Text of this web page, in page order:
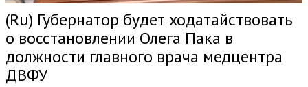
(Ru) Губернатор будет ходатайствовать
о восстановлении Олега Пака в
должности главного врача медцентра
ДВФУ